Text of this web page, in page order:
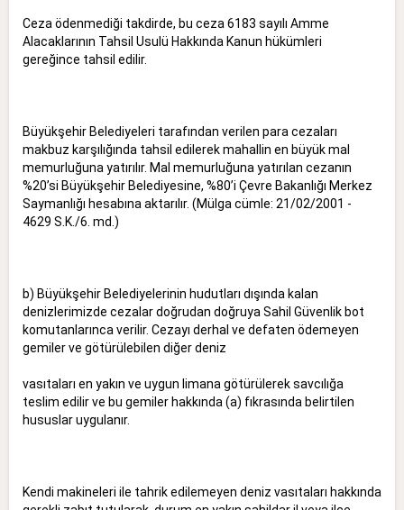
Ceza ödenmediği takdirde, bu ceza 6183 sayılı Amme
Alacaklarının Tahsil Usulü Hakkında Kanun hükümleri
gereğince tahsil edilir.
Büyükşehir Belediyeleri tarafından verilen para cezaları
makbuz karşılığında tahsil edilerek mahallin en büyük mal
memurluğuna yatırılır. Mal memurluğuna yatırılan cezanın
%20’si Büyükşehir Belediyesine, %80’i Çevre Bakanlığı Merkez
Saymanlığı hesabına aktarılır. (Mülga cümle: 21/02/2001 -
4629 S.K./6. md.)
b) Büyükşehir Belediyelerinin hudutları dışında kalan
denizlerimizde cezalar doğrudan doğruya Sahil Güvenlik bot
komutanlarınca verilir. Cezayı derhal ve defaten ödemeyen
gemiler ve götürülebilen diğer deniz
vasıtaları en yakın ve uygun limana götürülerek savcılığa
teslim edilir ve bu gemiler hakkında (a) fıkrasında belirtilen
hususlar uygulanır.
Kendi makineleri ile tahrik edilemeyen deniz vasıtaları hakkında